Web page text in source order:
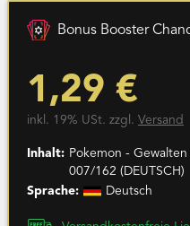
Bonus Booster
1,29 €
inkl. 19% USt. zzgl. Versand
Inhalt: Pokemon -
007/162 (DEUTSCH)
Sprache:
Deutsch